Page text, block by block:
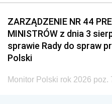
2011 2010
2008 2007
2005
ZARZĄDZENIE NR 44
MINISTRÓW z dnia 3
sprawie Rady do spraw
Polski
Monitor Polski rok 2026 poz.